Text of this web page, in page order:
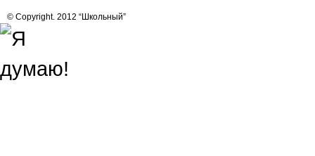
© Copyright. 2012 “Школьный”